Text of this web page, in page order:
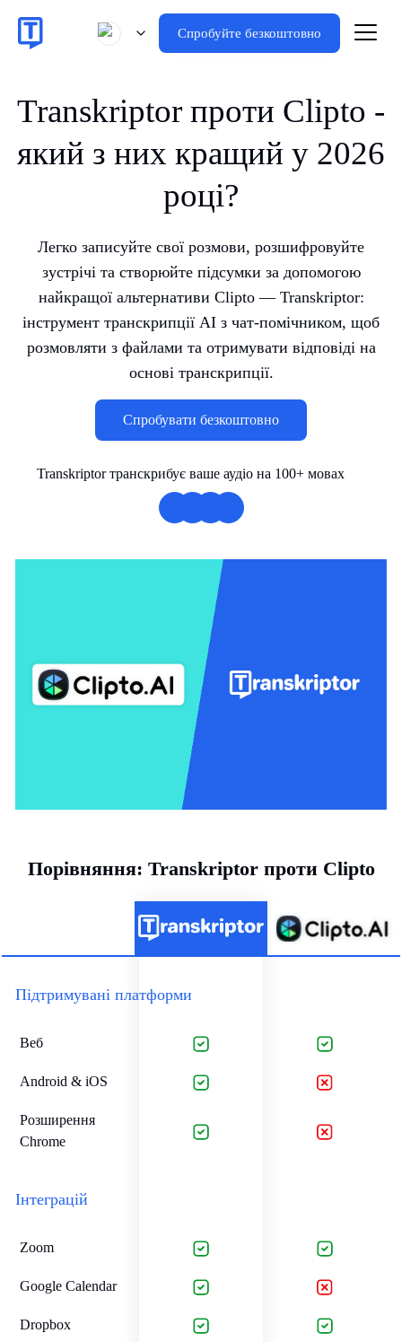
Спробуйте безкоштовно
Transkriptor проти Clipto -
який з них кращий у 2026
році?
Легко записуйте свої розмови, розшифровуйте
зустрічі та створюйте підсумки за допомогою
найкращої альтернативи Clipto — Transkriptor:
інструмент транскрипції AI з чат-помічником, щоб
розмовляти з файлами та отримувати відповіді на
основі транскрипції.
Спробувати безкоштовно
Transkriptor транскрибує ваше аудіо на 100+ мовах
Порівняння: Transkriptor проти Clipto
Підтримувані платформи
Веб
Android & iOS
Розширення
Chrome
Інтеграцій
Zoom
Google Calendar
Dropbox